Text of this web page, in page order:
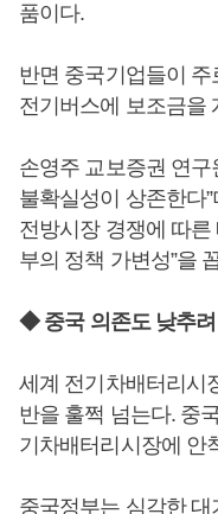
품이다.
반면 중국기업들이
전기버스에 보조금을
손영주 교보증권 연
불확실성이 상존한다
전방시장 경쟁에 따
부의 정책 가변성”을
◆ 중국 의존도 낮추
세계 전기차배터리시
반을 훌쩍 넘는다. 중
기차배터리시장에 안
중국정부는 심각한